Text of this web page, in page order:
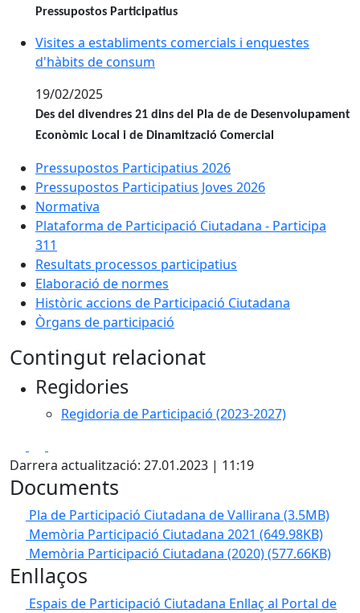
Pressupostos Participatius
Visites a establiments comercials i enquestes
Visites a establiments comercials i enquestes
d'hàbits de consum
19/02/2025
Des del divendres 21 dins del Pla de de Desenvolupament
Econòmic Local i de Dinamització Comercial
Pressupostos Participatius 2026
Pressupostos Participatius Joves 2026
Normativa
Plataforma de Participació Ciutadana - Participa
311
Resultats processos participatius
Elaboració de normes
Històric accions de Participació Ciutadana
Òrgans de participació
Contingut relacionat
Regidories
Regidoria de Participació (2023-2027)
Darrera actualització: 27.01.2023 | 11:19
Documents
Pla de Participació Ciutadana de Vallirana (3.5MB)
Memòria Participació Ciutadana 2021 (649.98KB)
Memòria Participació Ciutadana (2020)(577.66KB)
Enllaços
Espais de Participació Ciutadana Enllaç al Portal de